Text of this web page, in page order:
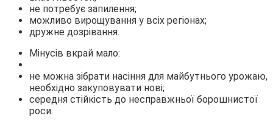
не потребує запилення;
можливо вирощування у всіх регіонах;
дружне дозрівання.
Мінусів вкрай мало:
не можна зібрати насіння для майбутнього урожаю,
необхідно закуповувати нові;
середня стійкість до несправжньої борошнистої
роси.